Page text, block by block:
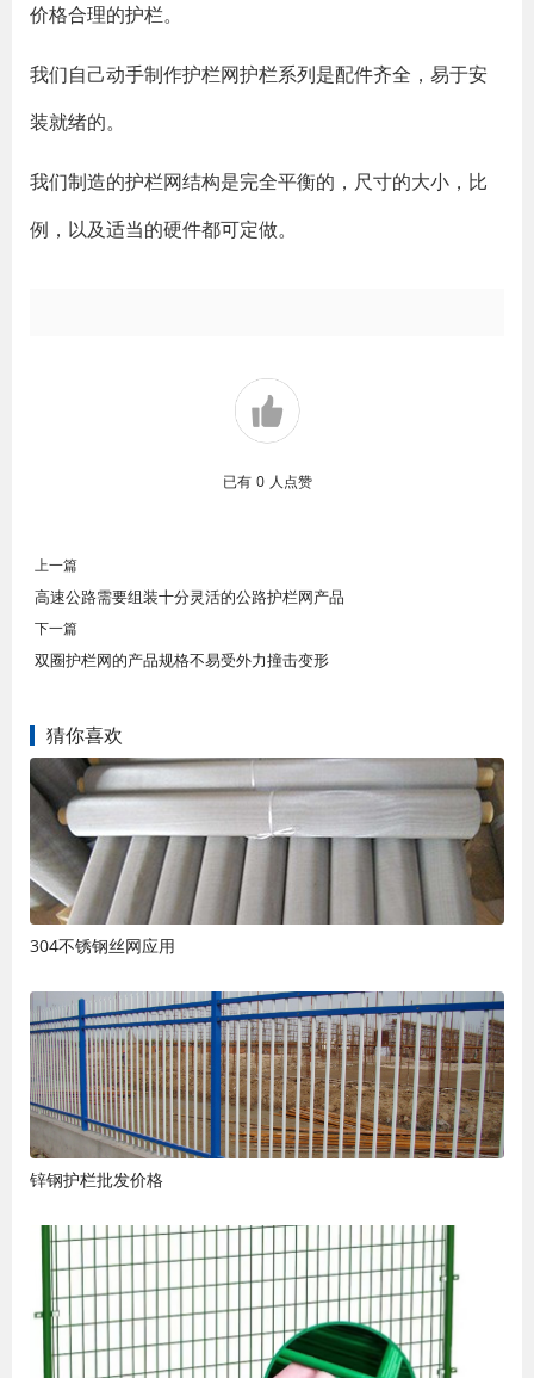
价格合理的护栏。
我们自己动手制作护栏网护栏系列是配件齐全，易于安
装就绪的。
我们制造的护栏网结构是完全平衡的，尺寸的大小，比
例，以及适当的硬件都可定做。
已有 0 人点赞
上一篇
高速公路需要组装十分灵活的公路护栏网产品
下一篇
双圈护栏网的产品规格不易受外力撞击变形
猜你喜欢
304不锈钢丝网应用
锌钢护栏批发价格